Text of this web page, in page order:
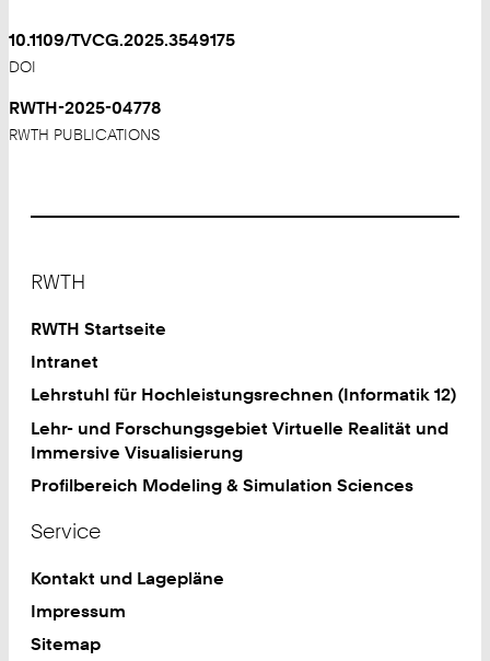
10.1109/TVCG.2025.3549175
DOI
RWTH-2025-04778
RWTH PUBLICATIONS
RWTH
RWTH Startseite
Intranet
Lehrstuhl für Hochleistungsrechnen (Informatik 12)
Lehr- und Forschungsgebiet Virtuelle Realität und
Immersive Visualisierung
Profilbereich Modeling & Simulation Sciences
Service
Kontakt und Lagepläne
Impressum
Sitemap